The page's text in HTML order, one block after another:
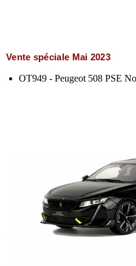
Vente spéciale Mai 2023
OT949 - Peugeot 508 PSE